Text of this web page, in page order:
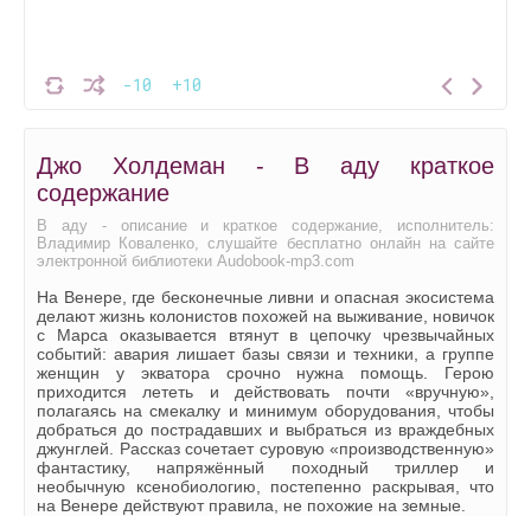
-10 +10
Джо Холдеман - В аду краткое
содержание
В аду - описание и краткое содержание, исполнитель:
Владимир Коваленко, слушайте бесплатно онлайн на сайте
электронной библиотеки Audobook-mp3.com
На Венере, где бесконечные ливни и опасная экосистема
делают жизнь колонистов похожей на выживание, новичок
с Марса оказывается втянут в цепочку чрезвычайных
событий: авария лишает базы связи и техники, а группе
женщин у экватора срочно нужна помощь. Герою
приходится лететь и действовать почти «вручную»,
полагаясь на смекалку и минимум оборудования, чтобы
добраться до пострадавших и выбраться из враждебных
джунглей. Рассказ сочетает суровую «производственную»
фантастику, напряжённый походный триллер и
необычную ксенобиологию, постепенно раскрывая, что
на Венере действуют правила, не похожие на земные.